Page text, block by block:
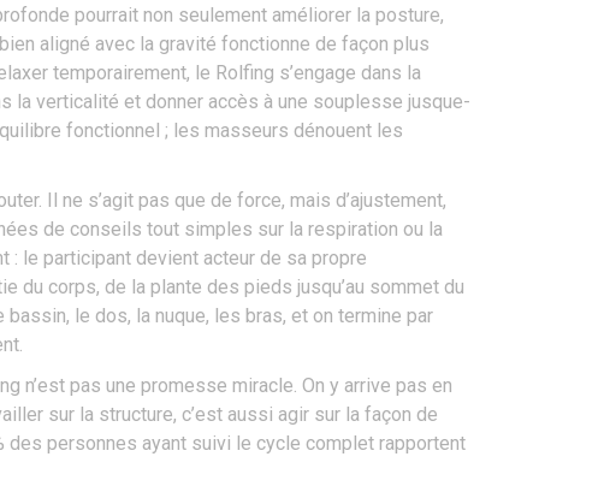
pourrait non seulement améliorer la posture,
aligné avec la gravité fonctionne de façon plus
temporairement, le Rolfing s’engage dans la
la verticalité et donner accès à une souplesse jusque-
fonctionnel ; les masseurs dénouent les
Il ne s’agit pas que de force, mais d’ajustement,
de conseils tout simples sur la respiration ou la
le participant devient acteur de sa propre
du corps, de la plante des pieds jusqu’au sommet du
le dos, la nuque, les bras, et on termine par
n’est pas une promesse miracle. On y arrive pas en
sur la structure, c’est aussi agir sur la façon de
des personnes ayant suivi le cycle complet rapportent